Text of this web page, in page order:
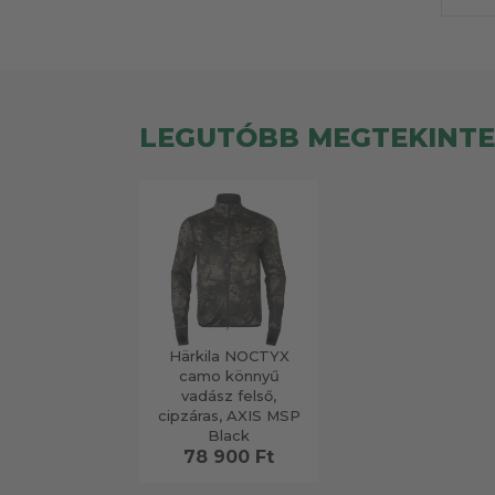
LEGUTÓBB
Härkila NOCTYX
camo könnyű
vadász felső,
cipzáras, AXIS MSP
Black
78 900 Ft